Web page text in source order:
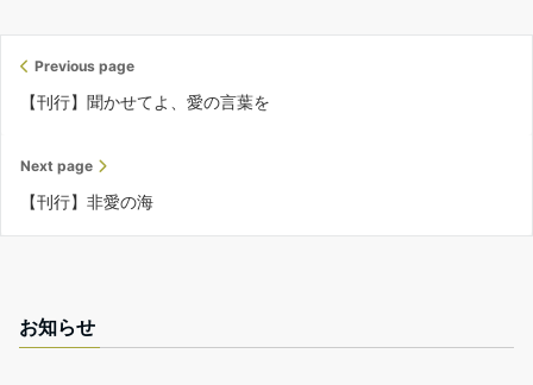
Previous page
【刊行】聞かせてよ、愛の言葉を
Next page
【刊行】非愛の海
お知らせ